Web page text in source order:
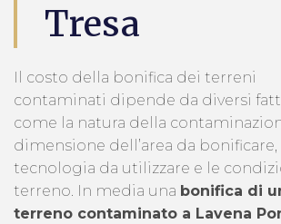
Tresa
Il costo della bonifica dei terreni
contaminati dipende da diversi
come la natura della
dimensione dell’area da
tecnologia da utilizzare e le
terreno. In media una bonifica di
terreno contaminato a Lavena